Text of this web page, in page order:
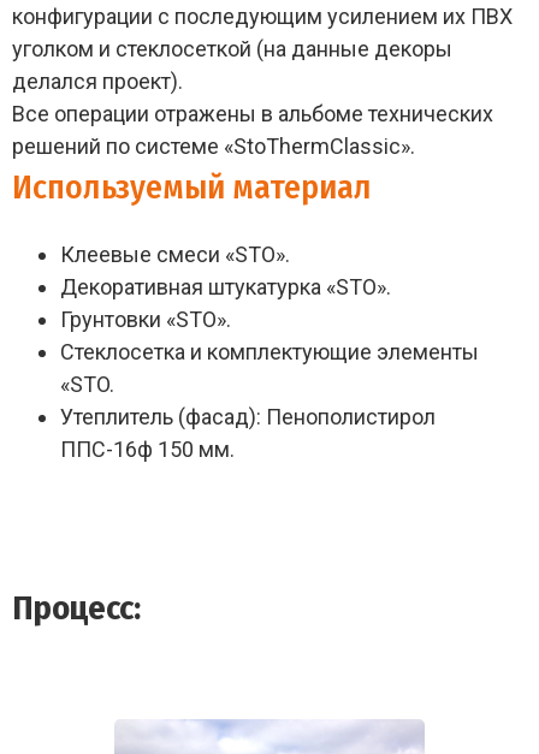
конфигурации с последующим усилением их ПВХ
уголком и стеклосеткой (на данные декоры
делался проект).
Все операции отражены в альбоме технических
решений по системе «StoThermClassic».
Используемый материал
Клеевые смеси «STO».
Декоративная штукатурка «STO».
Грунтовки «STO».
Стеклосетка и комплектующие элементы
«STO.
Утеплитель (фасад): Пенополистирол
ППС-16ф 150 мм.
Процесс: